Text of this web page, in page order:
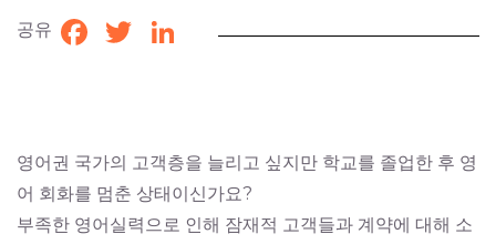
공유 Facebook
TwitterLinkedIn
영어권 국가의 고객층을 늘리고 싶지만 학교를 졸업한 후 영
어 회화를 멈춘 상태이신가요?
부족한 영어실력으로 인해 잠재적 고객들과 계약에 대해 소